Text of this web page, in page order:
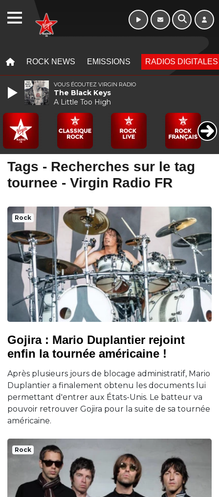
ROCK NEWS EMISSIONS RADIOS DIGITALES
Tags - Recherches sur le tag
tournee - Virgin Radio FR
Rock
Gojira : Mario Duplantier rejoint
enfin la tournée américaine !
Après plusieurs jours de blocage administratif, Mario
Duplantier a finalement obtenu les documents lui
permettant d'entrer aux États-Unis. Le batteur va
pouvoir retrouver Gojira pour la suite de sa tournée
américaine.
Rock
VOUS ÉCOUTEZ VIRGIN RADIO
The Black Keys
A Little Too High
WEBRADIO